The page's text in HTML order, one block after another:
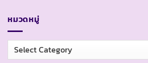
หมวดหมู่
หมวด
หมู่